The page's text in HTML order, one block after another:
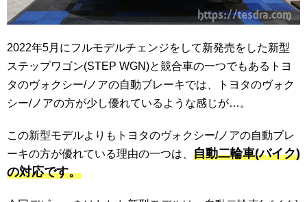
2022年5月にフルモデルチェンジをして新発売をした新型
ステップワゴン(STEP WGN)と競合車の一つでもあるトヨ
タのヴォクシー/ノアの自動ブレーキでは、トヨタのヴォク
シー/ノアの方が少し優れているような感じが…。
この新型モデルよりもトヨタのヴォクシー/ノアの自動ブレ
ーキの方が優れている理由の一つは、 自動二輪車(バイク)
の対応です。